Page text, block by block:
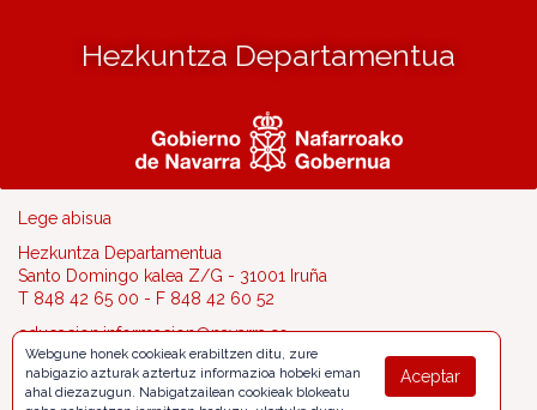
Hezkuntza Departamentua
Lege abisua
Hezkuntza Departamentua
Santo Domingo kalea Z/G - 31001 Iruña
T 848 42 65 00 - F 848 42 60 52
educacion.informacion@navarra.es
Aceptar
Webgune honek cookieak erabiltzen ditu, zure
nabigazio azturak aztertuz informazioa hobeki eman
ahal diezazugun. Nabigatzailean cookieak blokeatu